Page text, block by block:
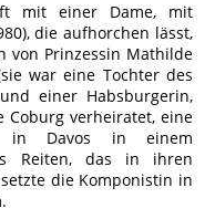
mit einer Dame, mit
die aufhorchen lässt,
von Prinzessin Mathilde
war eine Tochter des
einer Habsburgerin,
Coburg verheiratet, eine
in Davos in einem
Reiten, das in ihren
die Komponistin in